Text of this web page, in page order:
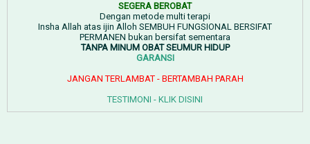
SEGERA BEROBAT
Dengan metode multi terapi
Insha Allah atas ijin Alloh SEMBUH FUNGSIONAL BERSIFAT
PERMANEN bukan bersifat sementara
TANPA MINUM OBAT SEUMUR HIDUP
GARANSI
JANGAN TERLAMBAT - BERTAMBAH PARAH
TESTIMONI - KLIK DISINI